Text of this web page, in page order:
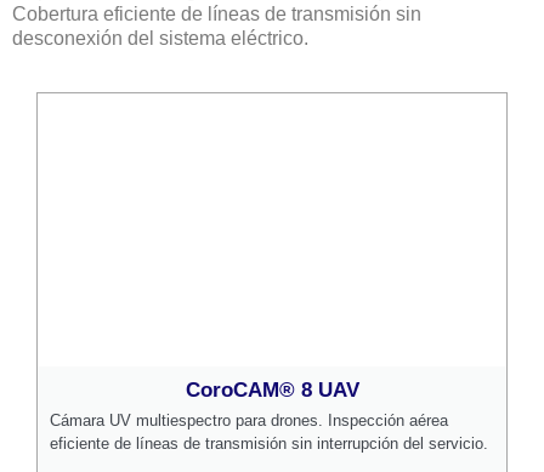
Cobertura eficiente de líneas de transmisión sin
desconexión del sistema eléctrico.
CoroCAM® 8 UAV
Cámara UV multiespectro para drones. Inspección aérea
eficiente de líneas de transmisión sin interrupción del servicio.